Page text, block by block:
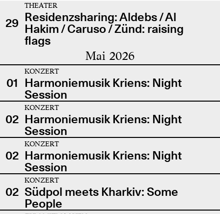
29
THEATER
Residenzsharing: Aldebs / Al
Hakim / Caruso / Zünd: raising
flags
Mai 2026
01
KONZERT
Harmoniemusik Kriens: Night
Session
02
KONZERT
Harmoniemusik Kriens: Night
Session
02
KONZERT
Harmoniemusik Kriens: Night
Session
02
KONZERT
Südpol meets Kharkiv: Some
People